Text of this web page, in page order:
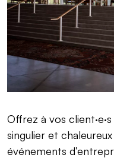
Offrez à vos
singulier et
événements